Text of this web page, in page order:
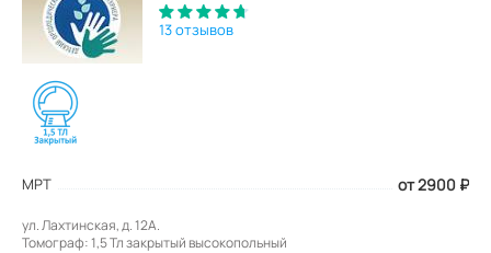
13 отзывов
МРТ от 2900 ₽
ул. Лахтинская, д. 12А.
Томограф: 1,5 Тл закрытый высокопольный